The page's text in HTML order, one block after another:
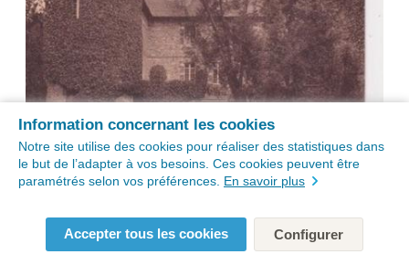
Information concernant les cookies
Notre site utilise des cookies pour réaliser des statistiques dans
le but de l’adapter à vos besoins. Ces cookies peuvent être
paramétrés selon vos préférences. En savoir plus
Accepter tous les cookies Configurer